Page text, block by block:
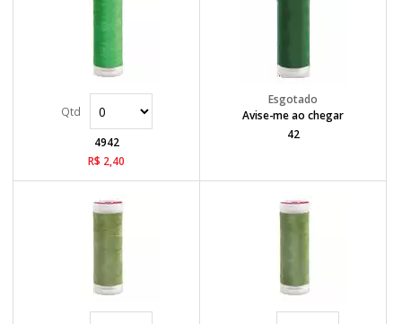
4942
R$ 2,40
Avise-me ao chegar
42